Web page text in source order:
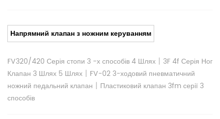
Напрямний клапан з ножним керуванням
FV320/420 Серія стопи 3 -х способів 4 Шлях | 3F 4f Серія Ног
Клапан 3 Шлях 5 Шлях | FV-02 3-ходовий пневматичний
ножний педальний клапан | Пластиковий клапан 3fm серії 3
способів